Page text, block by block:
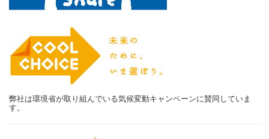
弊社は環境省が取り組んでいる気候変動キャンペーンに賛同していま
す。